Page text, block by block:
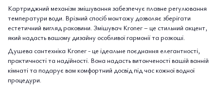
Картриджний механізм змішування забезпечує плавне регулювання
температури води. Врізний спосіб монтажу дозволяє зберігати
естетичний вигляд раковини. Змішувач Kroner – це стильний акцент,
який надасть вашому дизайну особливої гармонії та розкоші.
Душева сантехніка Kroner - це ідеальне поєднання елегантності,
практичності та надійності. Вона надасть витонченості вашій ванній
кімнаті та подарує вам комфортний досвід під час кожної водної
процедури.